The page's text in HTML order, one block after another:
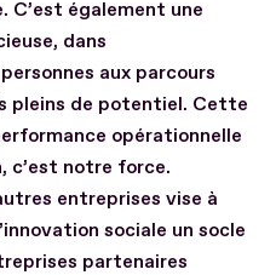
C’est également une
dans
aux parcours
pleins de potentiel. Cette
opérationnelle
c’est notre force.
entreprises vise à
sociale un socle
partenaires